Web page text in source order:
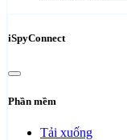
iSpyConnect
Phần mềm
Tải xuống